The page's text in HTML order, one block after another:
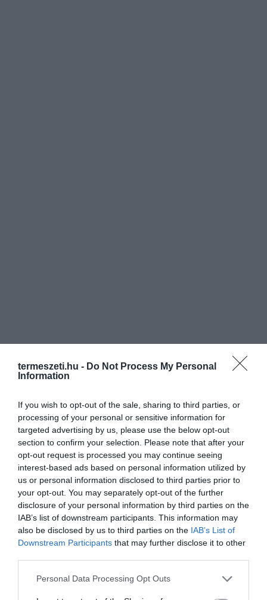
termeszeti.hu - Do Not Process My Personal
Information
If you wish to opt-out of the sale, sharing to third parties, or
processing of your personal or sensitive information for
targeted advertising by us, please use the below opt-out
section to confirm your selection. Please note that after your
opt-out request is processed you may continue seeing
interest-based ads based on personal information utilized by
us or personal information disclosed to third parties prior to
your opt-out. You may separately opt-out of the further
disclosure of your personal information by third parties on the
IAB’s list of downstream participants. This information may
also be disclosed by us to third parties on the IAB’s List of
Downstream Participants that may further disclose it to other
Please note that this website/app uses one or more Google
Personal Data Processing Opt Outs